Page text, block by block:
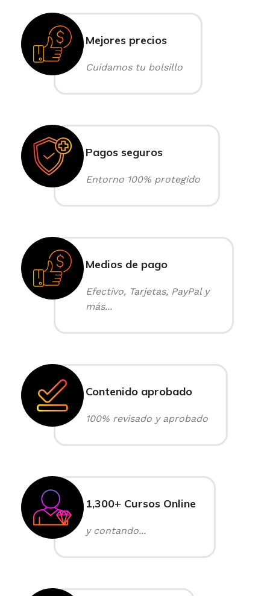
Mejores precios
Cuidamos tu bolsillo
Pagos seguros
Entorno 100% protegido
Medios de pago
Efectivo, Tarjetas, PayPal y
más...
Contenido aprobado
100% revisado y aprobado
1,300+ Cursos Online
y contando...